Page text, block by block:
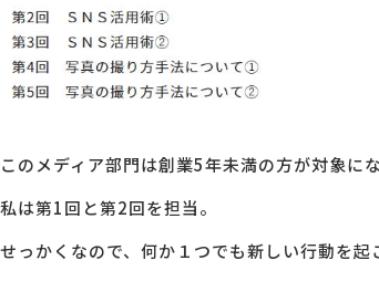
このメディア部門は創業5年未満の方が対象にな
私は第1回と第2回を担当。
せっかくなので、何か１つでも新しい行動を起